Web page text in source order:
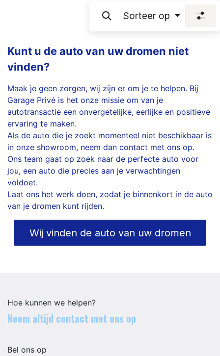
Sorteer op
Kunt u de auto van uw dromen niet
vinden?
Maak je geen zorgen, wij zijn er om je te helpen. Bij
Garage Privé is het onze missie om van je
autotransactie een onvergetelijke, eerlijke en positieve
ervaring te maken.
Als de auto die je zoekt momenteel niet beschikbaar is
in onze showroom, neem dan contact met ons op.
Ons team gaat op zoek naar de perfecte auto voor
jou, een auto die precies aan je verwachtingen
voldoet.
Laat ons het werk doen, zodat je binnenkort in de auto
van je dromen kunt rijden.
Wij vinden de auto van uw dromen
Hoe kunnen we helpen?
Neem altijd contact met ons op
Bel ons op